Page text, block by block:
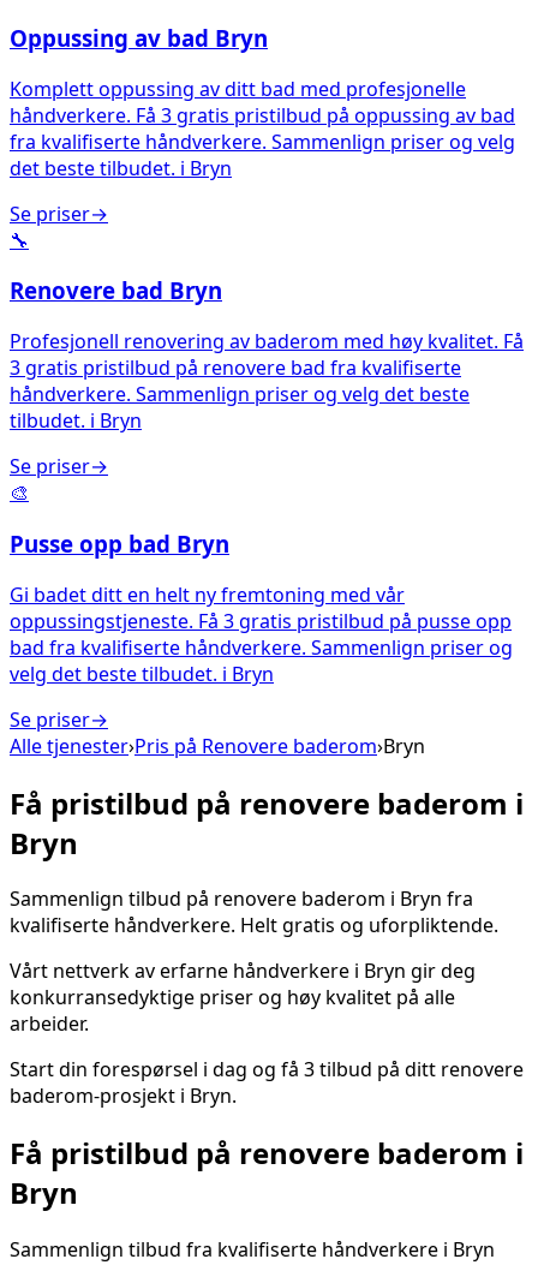
Oppussing av bad Bryn
Komplett oppussing av ditt bad med profesjonelle
håndverkere. Få 3 gratis pristilbud på oppussing av bad
fra kvalifiserte håndverkere. Sammenlign priser og velg
det beste tilbudet. i Bryn
Se priser→
🔧
Renovere bad Bryn
Profesjonell renovering av baderom med høy kvalitet. Få
3 gratis pristilbud på renovere bad fra kvalifiserte
håndverkere. Sammenlign priser og velg det beste
tilbudet. i Bryn
Se priser→
🎨
Pusse opp bad Bryn
Gi badet ditt en helt ny fremtoning med vår
oppussingstjeneste. Få 3 gratis pristilbud på pusse opp
bad fra kvalifiserte håndverkere. Sammenlign priser og
velg det beste tilbudet. i Bryn
Se priser→
Alle tjenester›Pris på Renovere baderom›Bryn
Få pristilbud på renovere baderom i
Bryn
Sammenlign tilbud på renovere baderom i Bryn fra
kvalifiserte håndverkere. Helt gratis og uforpliktende.
Vårt nettverk av erfarne håndverkere i Bryn gir deg
konkurransedyktige priser og høy kvalitet på alle
arbeider.
Start din forespørsel i dag og få 3 tilbud på ditt renovere
baderom-prosjekt i Bryn.
Få pristilbud på renovere baderom i
Bryn
Sammenlign tilbud fra kvalifiserte håndverkere i Bryn